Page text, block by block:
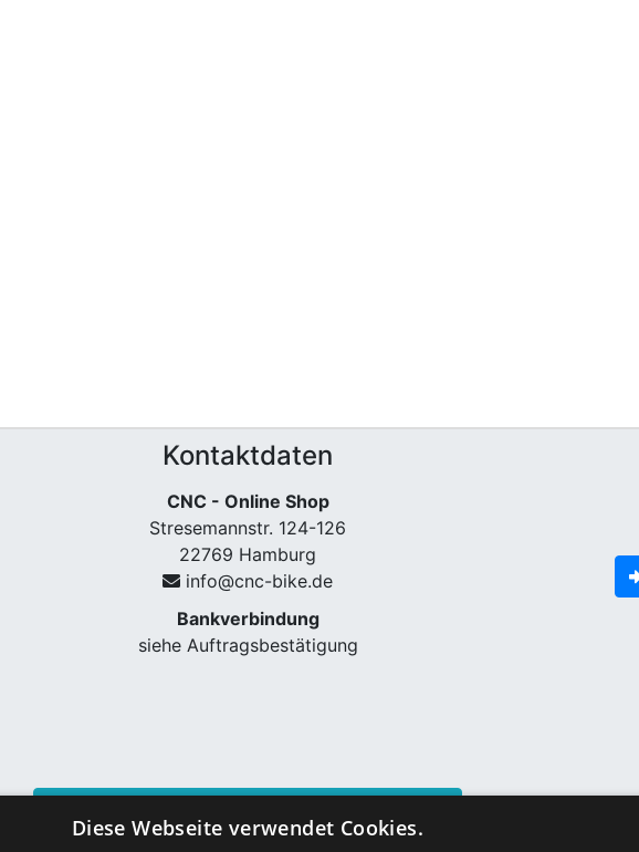
Kontaktdaten
CNC - Online Shop
Stresemannstr. 124-126
22769 Hamburg
info@cnc-bike.de
Bankverbindung
siehe Auftragsbestätigung
Diese Webseite verwendet Cookies.